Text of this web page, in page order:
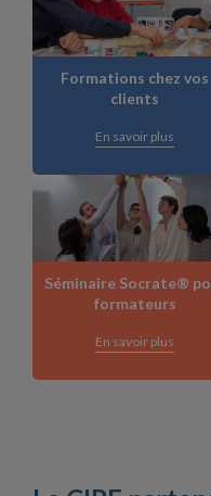
Formations chez vos
clients
En savoir plus
Séminaire Socrate®
formateurs
En savoir plus